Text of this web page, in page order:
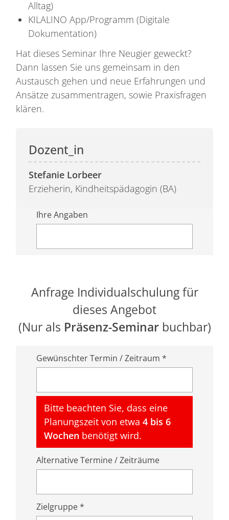
Alltag)
KILALINO App/Programm (Digitale
Dokumentation)
Hat dieses Seminar Ihre Neugier geweckt?
Dann lassen Sie uns gemeinsam in den
Austausch gehen und neue Erfahrungen und
Ansätze zusammentragen, sowie Praxisfragen
klären.
Stefanie Lorbeer
Erzieherin, Kindheitspädagogin (BA)
Ihre Angaben
Anfrage Individualschulung für
dieses Angebot
(Nur als Präsenz-Seminarbuchbar)
Gewünschter Termin / Zeitraum *
Bitte beachten Sie, dass eine
Planungszeit von etwa 4 bis 6
Wochen benötigt wird.
Alternative Termine / Zeiträume
Zielgruppe *